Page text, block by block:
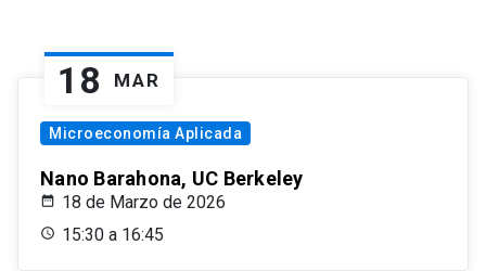
18 MAR
Microeconomía Aplicada
Nano Barahona, UC Berkeley
18 de Marzo de 2026
15:30 a 16:45